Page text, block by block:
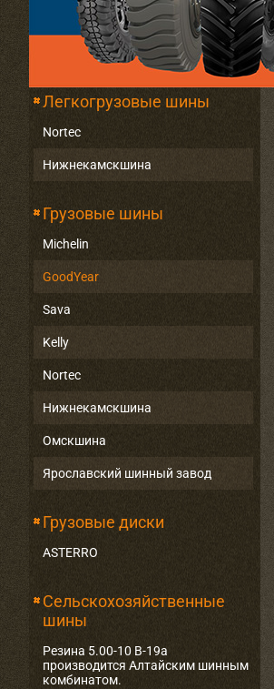
Легкогрузовые шины
Nortec
Нижнекамскшина
Грузовые шины
Michelin
GoodYear
Sava
Kelly
Nortec
Нижнекамскшина
Омскшина
Ярославский шинный завод
Грузовые диски
ASTERRO
Сельскохозяйственные
шины
Резина 5.00-10 В-19а
производится Алтайским шинным
комбинатом.